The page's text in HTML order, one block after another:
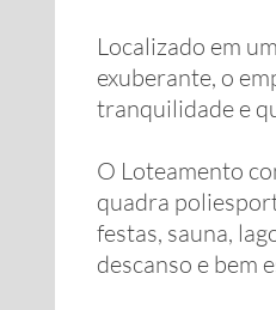
Localizado em
exuberante, o
tranquilidade e
O Loteamento
quadra
festas, sauna,
descanso e bem